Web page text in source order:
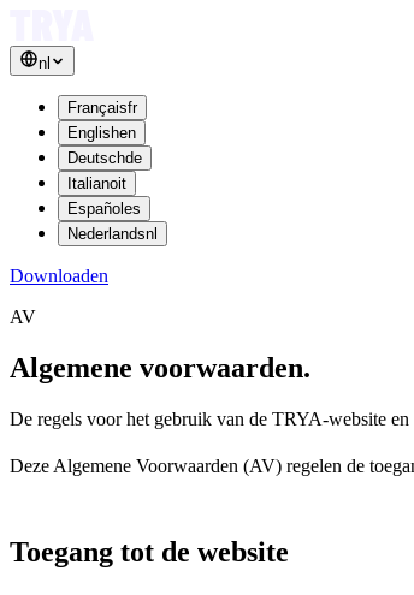
nl
Françaisfr
Englishen
Deutschde
Italianoit
Español es
Nederlandsnl
Downloaden
AV
Algemene voorwaarden.
De regels voor het gebruik van de TRYA-website en
Deze Algemene Voorwaarden (AV) regelen de
Toegang tot de website